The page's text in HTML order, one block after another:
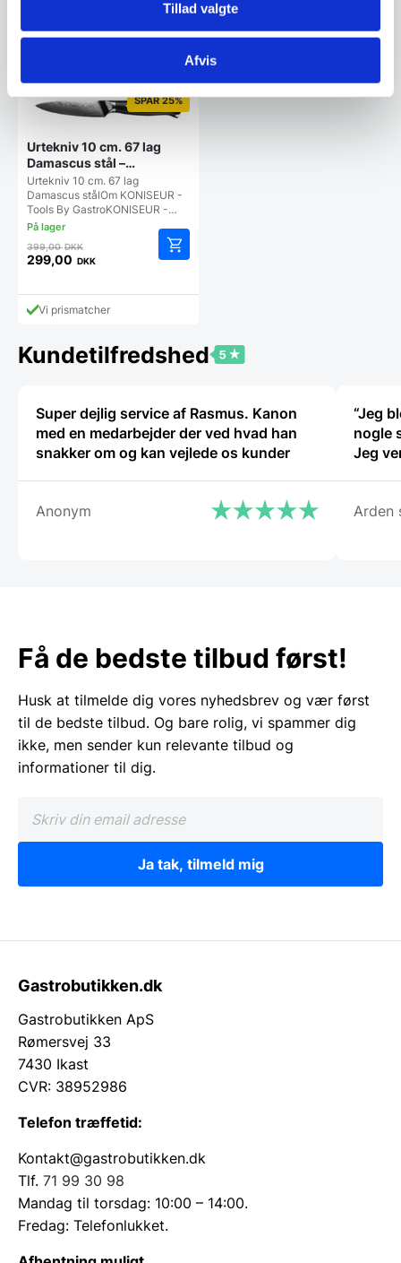
Tillad valgte
Afvis
oprindelige
pris
var:
2.995,00 DKK.
aktuelle
949,00
SPAR 25%
Urtekniv 10 cm. 67 lag
Damascus stål –
KONISEUR – Tools By
Gastro
Urtekniv 10 cm. 67 lag
Damascus stålOm KONISEUR -
Tools By GastroKONISEUR -…
399,00DKKDen
oprindelige
var:
399,00 DKK.
299,00 DKK
aktuelle
prisVi prismatcher
Kundetilfredshed
Super dejlig service af Rasmus. Kanon
med en medarbejder der ved hvad han
snakker om og kan vejlede os kunder
Anonym
“Jeg
nogle
Jeg
Arden
Få de bedste tilbud først!
Husk at tilmelde dig vores nyhedsbrev og vær først
til de bedste tilbud. Og bare rolig, vi spammer dig
ikke, men sender kun relevante tilbud og
informationer til dig.
Ja tak, tilmeld mig
Gastrobutikken.dk
Gastrobutikken ApS
Rømersvej 33
7430 Ikast
CVR: 38952986
Telefon træffetid:
Kontakt@gastrobutikken.dk
Tlf. 71 99 30 98
Mandag til torsdag: 10:00 – 14:00.
Fredag: Telefonlukket.